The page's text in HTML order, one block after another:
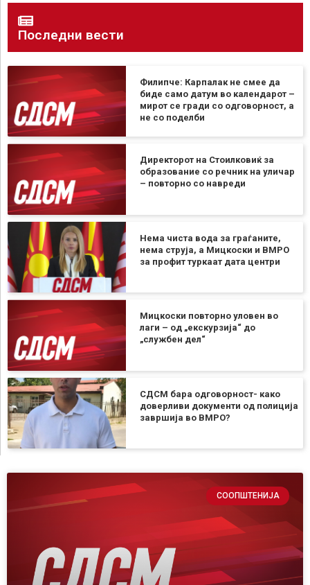
Последни вести
Филипче: Карпалак не смее да
биде само датум во календарот –
мирот се гради со одговорност, а
не со поделби
Директорот на Стоилковиќ за
образование со речник на уличар
– повторно со навреди
Нема чиста вода за граѓаните,
нема струја, а Мицкоски и ВМРО
за профит туркаат дата центри
Мицкоски повторно уловен во
лаги – од „екскурзија“ до
„службен дел“
СДСМ бара одговорност- како
доверливи документи од полиција
завршија во ВМРО?
СООПШТЕНИЈА